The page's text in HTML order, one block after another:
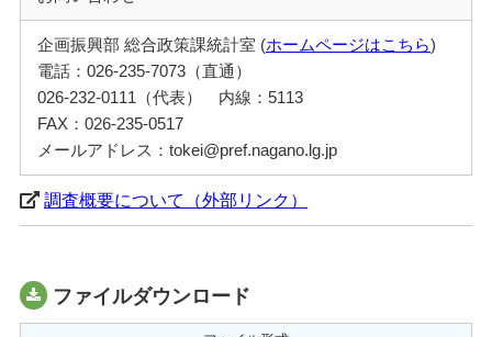
企画振興部 総合政策課統計室 (ホームページはこちら)
電話：026-235-7073（直通）
026-232-0111（代表） 内線：5113
FAX：026-235-0517
メールアドレス：tokei@pref.nagano.lg.jp
調査概要について（外部リンク）
ファイルダウンロード